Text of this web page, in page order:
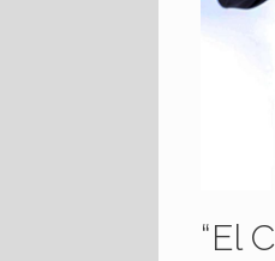
“El